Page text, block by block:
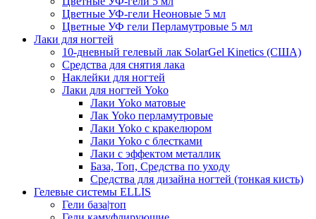
Цветные УФ-гели Неоновые 5 мл
Цветные УФ гели Перламутровые 5 мл
Лаки для ногтей
10-дневный гелевый лак SolarGel Kinetics (США)
Средства для снятия лака
Наклейки для ногтей
Лаки для ногтей Yoko
Лаки Yoko матовые
Лак Yoko перламутровые
Лаки Yoko с кракелюром
Лаки Yoko с блестками
Лаки с эффектом металлик
База, Топ, Средства по уходу
Средства для дизайна ногтей (тонкая кисть)
Гелевые системы ELLIS
Гели база|топ